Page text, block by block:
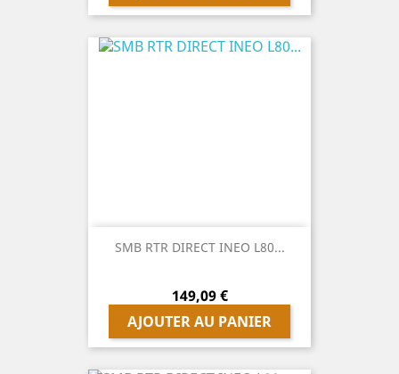
SMB RTR DIRECT INEO L80...
Prix
149,09 €
AJOUTER AU PANIER